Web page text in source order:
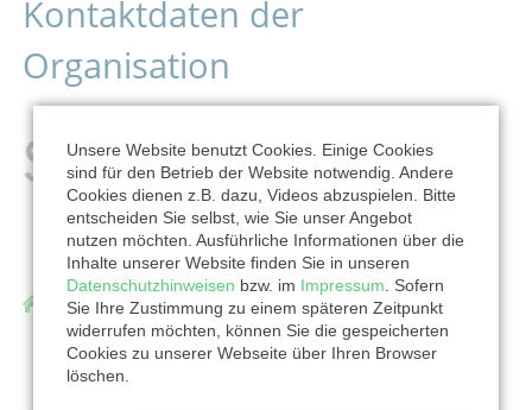
Kontaktdaten der
Organisation
Spendobel
Jägerstraße 5
44145 Dortmund
Unsere Website benutzt Cookies. Einige Cookies
sind für den Betrieb der Website notwendig. Andere
Cookies dienen z.B. dazu, Videos abzuspielen. Bitte
entscheiden Sie selbst, wie Sie unser Angebot
nutzen möchten. Ausführliche Informationen über die
Inhalte unserer Website finden Sie in unseren
Datenschutzhinweisen bzw. im Impressum . Sofern
Sie Ihre Zustimmung zu einem späteren Zeitpunkt
widerrufen möchten, können Sie die gespeicherten
Cookies zu unserer Webseite über Ihren Browser
löschen.